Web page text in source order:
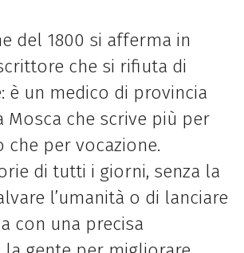
del 1800 si afferma in
che si rifiuta di
è un medico di provincia
Mosca che scrive più per
che per vocazione.
di tutti i giorni, senza la
l’umanità o di lanciare
con una precisa